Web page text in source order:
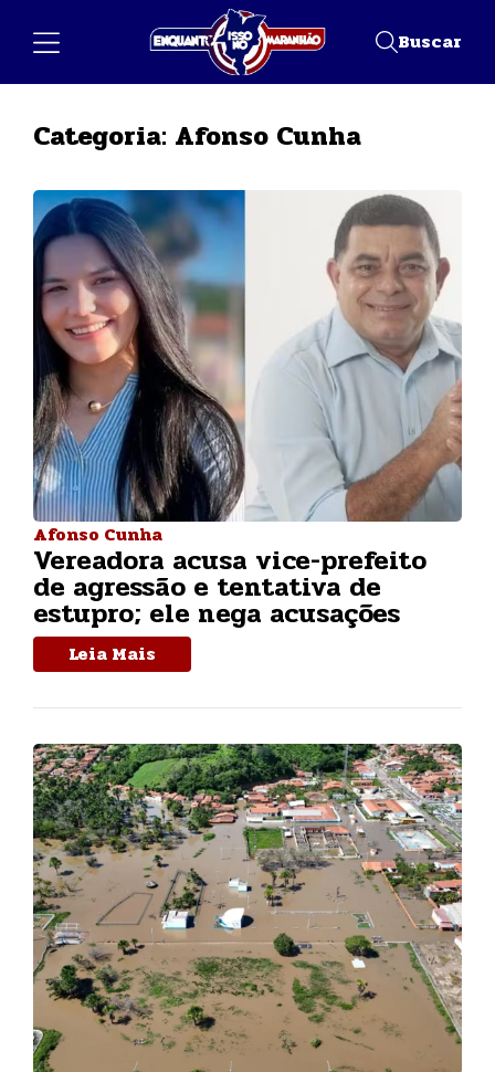
Buscar
Categoria: Afonso Cunha
Afonso Cunha
Vereadora acusa vice-prefeito
de agressão e tentativa de
estupro; ele nega acusações
Leia Mais